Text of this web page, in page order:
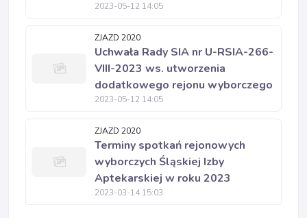
2023-05-12 14:05
ZJAZD 2020
Uchwała Rady SIA nr U-RSIA-266-
VIII-2023 ws. utworzenia
dodatkowego rejonu wyborczego
2023-05-12 14:05
ZJAZD 2020
Terminy spotkań rejonowych
wyborczych Śląskiej Izby
Aptekarskiej w roku 2023
2023-03-14 15:03